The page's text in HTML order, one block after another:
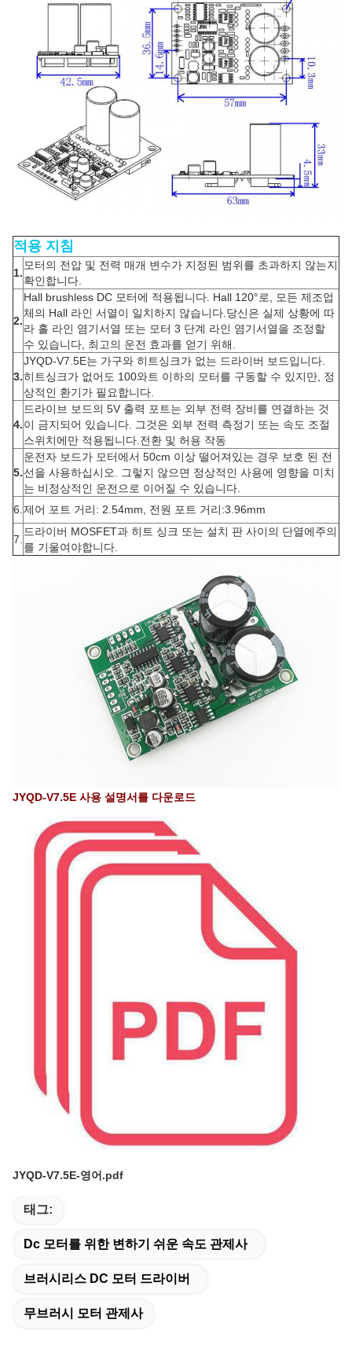
적용 지침
1.
모터의 전압 및 전력 매개 변수가 지정된 범위를 초과하지 않는지
확인합니다.
2.
Hall brushless DC 모터에 적용됩니다. Hall 120°로, 모든 제조업
체의 Hall 라인 서열이 일치하지 않습니다.당신은 실제 상황에 따
라 홀 라인 염기서열 또는 모터 3 단계 라인 염기서열을 조정할
수 있습니다, 최고의 운전 효과를 얻기 위해.
3.
JYQD-V7.5E는 가구와 히트싱크가 없는 드라이버 보드입니다.
히트싱크가 없어도 100와트 이하의 모터를 구동할 수 있지만, 정
상적인 환기가 필요합니다.
4.
드라이브 보드의 5V 출력 포트는 외부 전력 장비를 연결하는 것
이 금지되어 있습니다. 그것은 외부 전력 측정기 또는 속도 조절
스위치에만 적용됩니다.전환 및 허용 작동
5.
운전자 보드가 모터에서 50cm 이상 떨어져있는 경우 보호 된 전
선을 사용하십시오. 그렇지 않으면 정상적인 사용에 영향을 미치
는 비정상적인 운전으로 이어질 수 있습니다.
6.제어 포트 거리: 2.54mm, 전원 포트 거리:3.96mm
7.
드라이버 MOSFET과 히트 싱크 또는 설치 판 사이의 단열에주의
를 기울여야합니다.
JYQD-V7.5E 사용 설명서를 다운로드
JYQD-V7.5E-영어.pdf
태그:
Dc 모터를 위한 변하기 쉬운 속도 관제사
브러시리스 DC 모터 드라이버
무브러시 모터 관제사